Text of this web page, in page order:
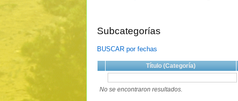
Subcategorías
BUSCAR por fechas
Título (Categoría)
No se encontraron resultados.